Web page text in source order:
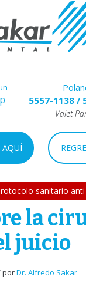
5557-1138/
Valet
AQUÍ
sanitario anti
la
juicio
porDr. Alfredo Sakar